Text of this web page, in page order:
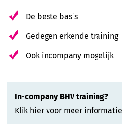
De beste basis
Gedegen erkende training
Ook incompany mogelijk
In-company BHV training?
Klik hier voor meer informatie